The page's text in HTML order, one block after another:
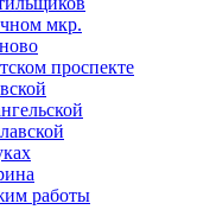
мкр.
проспекте
работы